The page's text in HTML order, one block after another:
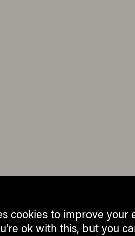
cookies to improve your
ok with this, but you